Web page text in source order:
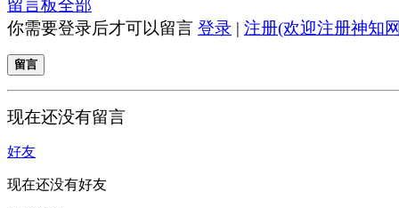
留言板全部
你需要登录后才可以留言 登录 | 注册(欢迎注册神知
留言
现在还没有留言
好友
现在还没有好友